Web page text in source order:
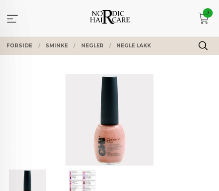
innholdet
0
FORSIDE SMINKE NEGLER NEGLE LAKK